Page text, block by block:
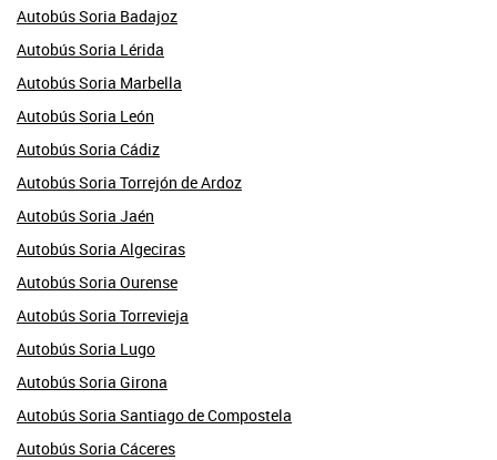
Autobús Soria Badajoz
Autobús Soria Lérida
Autobús Soria Marbella
Autobús Soria León
Autobús Soria Cádiz
Autobús Soria Torrejón de Ardoz
Autobús Soria Jaén
Autobús Soria Algeciras
Autobús Soria Ourense
Autobús Soria Torrevieja
Autobús Soria Lugo
Autobús Soria Girona
Autobús Soria Santiago de Compostela
Autobús Soria Cáceres